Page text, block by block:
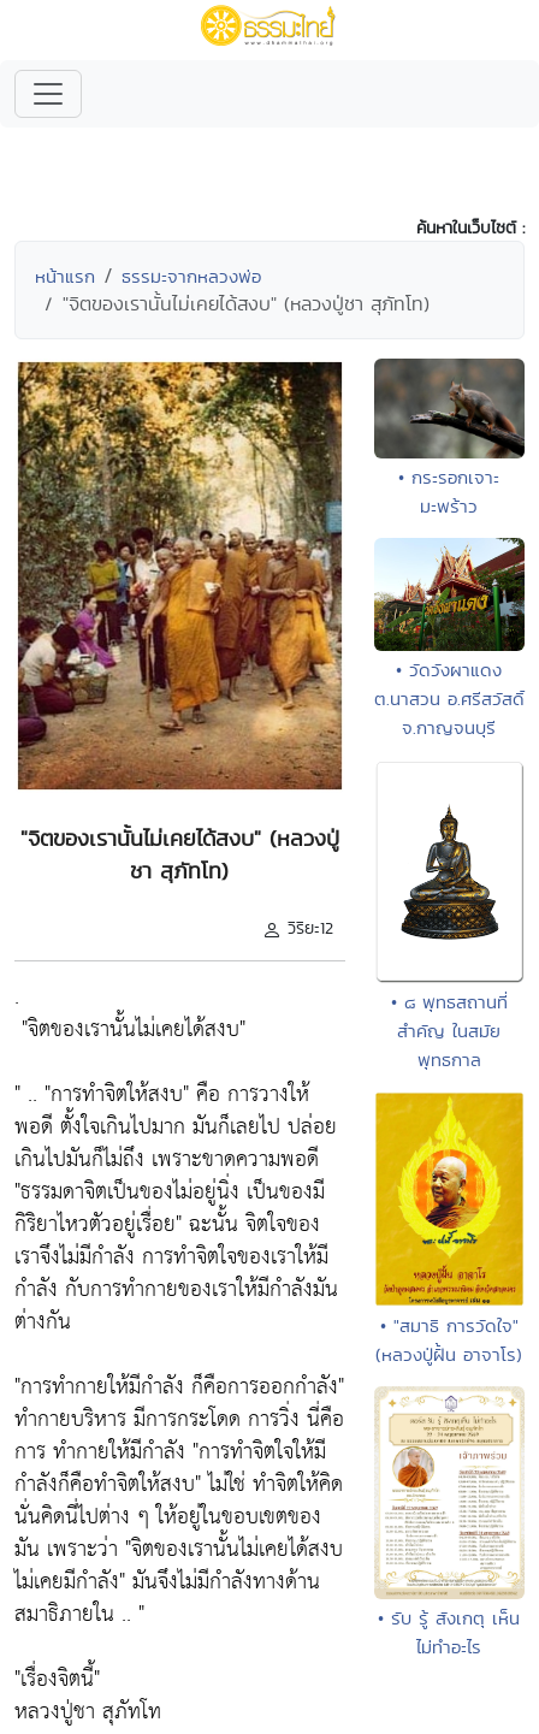
ค้นหาในเว็บไซต์ :
หน้าแรก ธรรมะจากหลวงพ่อ
"จิตของเรานั้นไม่เคยได้สงบ" (หลวงปู่ชา สุภัทโท)
"จิตของเรานั้นไม่เคยได้สงบ" (หลวงปู่
ชา สุภัทโท)
วิริยะ12
.
"จิตของเรานั้นไม่เคยได้สงบ"
" .. "การทำจิตให้สงบ"คือ การวางให้
พอดี ตั้งใจเกินไปมาก มันก็เลยไป ปล่อย
เกินไปมันก็ไม่ถึง เพราะขาดความพอดี
"ธรรมดาจิตเป็นของไม่อยู่นิ่ง เป็นของมี
กิริยาไหวตัวอยู่เรื่อย"ฉะนั้น จิตใจของ
เราจึงไม่มีกำลัง การทำจิตใจของเราให้มี
กำลัง กับการทำกายของเราให้มีกำลังมัน
ต่างกัน
"การทำกายให้มีกำลัง ก็คือการออกกำลัง"
ทำกายบริหาร มีการกระโดด การวิ่ง นี่คือ
การ ทำกายให้มีกำลัง "การทำจิตใจให้มี
กำลังก็คือทำจิตให้สงบ"ไม่ใช่ ทำจิตให้คิด
นั่นคิดนี่ไปต่าง ๆ ให้อยู่ในขอบเขตของ
มัน เพราะว่า "จิตของเรานั้นไม่เคยได้สงบ
ไม่เคยมีกำลัง"มันจึงไม่มีกำลังทางด้าน
สมาธิภายใน .. "
"เรื่องจิตนี้"
หลวงปู่ชา สุภัทโท
• กระรอกเจาะ
มะพร้าว
• วัดวังผาแดง
ต.นาสวน อ.ศรีสวัสดิ์
จ.กาญจนบุรี
• ๘ พุทธสถานที่
สำคัญ ในสมัย
พุทธกาล
• "สมาธิ การวัดใจ"
(หลวงปู่ฝั้น อาจาโร)
• รับ รู้ สังเกตุ เห็น
ไม่ทำอะไร